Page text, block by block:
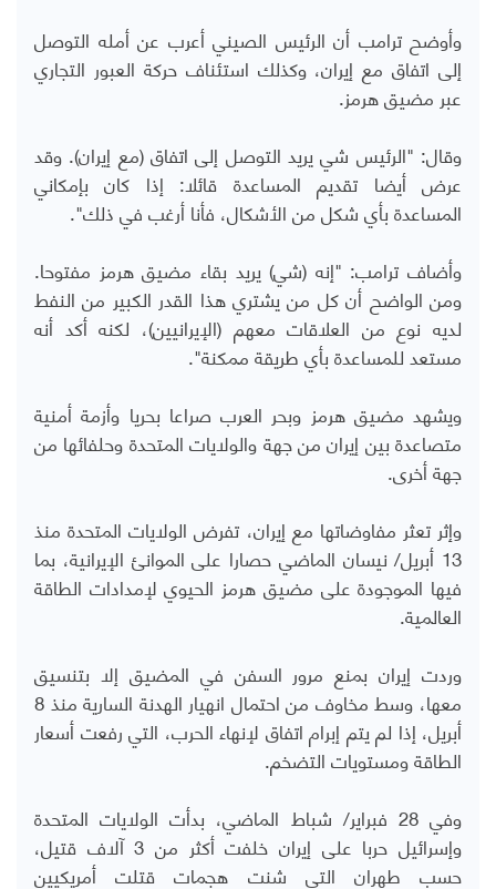
وأوضح ترامب أن الرئيس الصيني أعرب عن أمله التوصل
إلى اتفاق مع إيران، وكذلك استئناف حركة العبور التجاري
عبر مضيق هرمز.
وقال: "الرئيس شي يريد التوصل إلى اتفاق (مع إيران). وقد
عرض أيضا تقديم المساعدة قائلا: إذا كان بإمكاني
المساعدة بأي شكل من الأشكال، فأنا أرغب في ذلك".
وأضاف ترامب: "إنه (شي) يريد بقاء مضيق هرمز مفتوحا.
ومن الواضح أن كل من يشتري هذا القدر الكبير من النفط
لديه نوع من العلاقات معهم (الإيرانيين)، لكنه أكد أنه
مستعد للمساعدة بأي طريقة ممكنة".
ويشهد مضيق هرمز وبحر العرب صراعا بحريا وأزمة أمنية
متصاعدة بين إيران من جهة والولايات المتحدة وحلفائها من
جهة أخرى.
وإثر تعثر مفاوضاتها مع إيران، تفرض الولايات المتحدة منذ
13 أبريل/ نيسان الماضي حصارا على الموانئ الإيرانية، بما
فيها الموجودة على مضيق هرمز الحيوي لإمدادات الطاقة
العالمية.
وردت إيران بمنع مرور السفن في المضيق إلا بتنسيق
معها، وسط مخاوف من احتمال انهيار الهدنة السارية منذ 8
أبريل، إذا لم يتم إبرام اتفاق لإنهاء الحرب، التي رفعت أسعار
الطاقة ومستويات التضخم.
وفي 28 فبراير/ شباط الماضي، بدأت الولايات المتحدة
وإسرائيل حربا على إيران خلفت أكثر من 3 آلاف قتيل،
حسب طهران التي شنت هجمات قتلت أمريكيين